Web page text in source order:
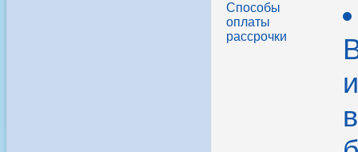
Способы
оплаты
рассрочки